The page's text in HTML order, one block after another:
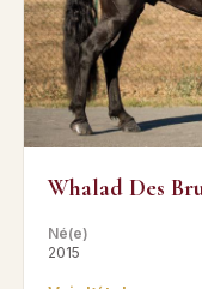
Whalad Des
Né(e)
2015